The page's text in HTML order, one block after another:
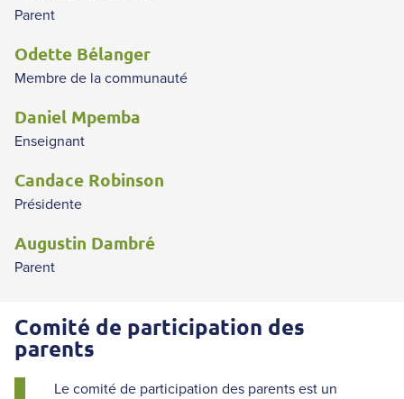
Parent
Odette Bélanger
Membre de la communauté
Daniel Mpemba
Enseignant
Candace Robinson
Présidente
Augustin Dambré
Parent
Comité de participation des
parents
Le comité de participation des parents est un